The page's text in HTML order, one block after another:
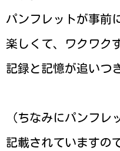
パンフレットが事前
楽しくて、ワクワク
記録と記憶が追いつ
（ちなみにパンフレ
記載されていますの